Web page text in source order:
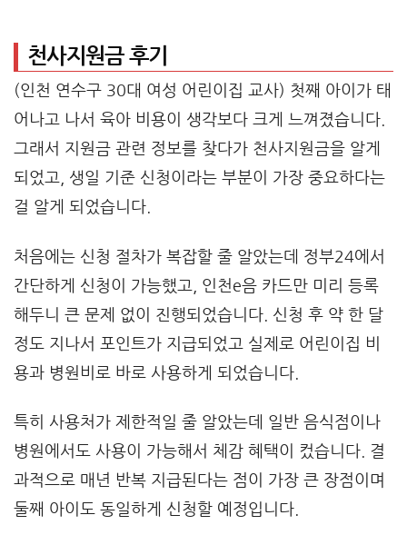
천사지원금 후기
(인천 연수구 30대 여성 어린이집 교사) 첫째 아이가 태
어나고 나서 육아 비용이 생각보다 크게 느껴졌습니다.
그래서 지원금 관련 정보를 찾다가 천사지원금을 알게
되었고, 생일 기준 신청이라는 부분이 가장 중요하다는
걸 알게 되었습니다.
처음에는 신청 절차가 복잡할 줄 알았는데 정부24에서
간단하게 신청이 가능했고, 인천e음 카드만 미리 등록
해두니 큰 문제 없이 진행되었습니다. 신청 후 약 한 달
정도 지나서 포인트가 지급되었고 실제로 어린이집 비
용과 병원비로 바로 사용하게 되었습니다.
특히 사용처가 제한적일 줄 알았는데 일반 음식점이나
병원에서도 사용이 가능해서 체감 혜택이 컸습니다. 결
과적으로 매년 반복 지급된다는 점이 가장 큰 장점이며
둘째 아이도 동일하게 신청할 예정입니다.